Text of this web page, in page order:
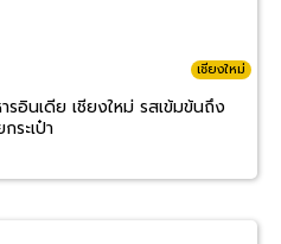
เชียงใหม่
อินเดีย เชียงใหม่ รสเข้มข้นถึง
ระเป๋า